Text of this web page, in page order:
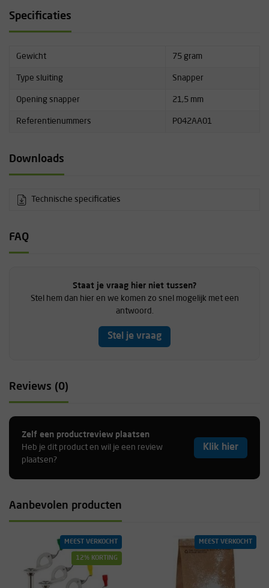
Specificaties
Gewicht 75 gram
Type sluiting Snapper
Opening snapper 21,5 mm
Referentienummers P042AA01
Downloads
Technische specificaties
FAQ
Staat je vraag hier niet tussen?
Stel hem dan hier en we komen zo snel mogelijk met een
antwoord.
Stel je vraag
Reviews (0)
Zelf een productreview plaatsen
Heb je dit product en wil je een review
plaatsen?
Klik hier
Aanbevolen producten
MEEST VERKOCHT
12% KORTING
MEEST VERKOCHT